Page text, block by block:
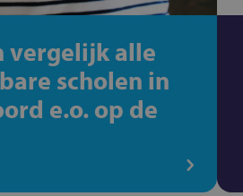
vergelijk alle
scholen in
e.o. op de